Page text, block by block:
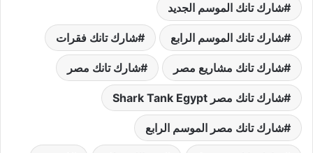
شارك تانك الموسم الجديد
شارك تانك الموسم الرابع شارك تانك فقرات
شارك تانك مشاريع مصر شارك تانك مصر
شارك تانك مصر Shark Tank Egypt
شارك تانك مصر الموسم الرابع